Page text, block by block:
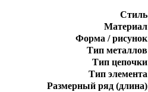
Стиль
Материал
Форма / рисунок
Тип металлов
Тип цепочки
Тип элемента
Размерный ряд (длина)